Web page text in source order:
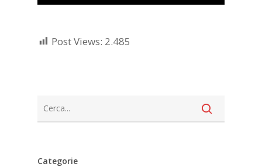
Post Views: 2.485
Categorie